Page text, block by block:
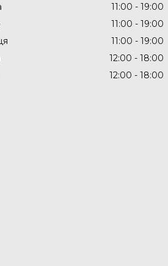
11:00
19:00
11:00
19:00
11:00
19:00
12:00
18:00
12:00 18:00